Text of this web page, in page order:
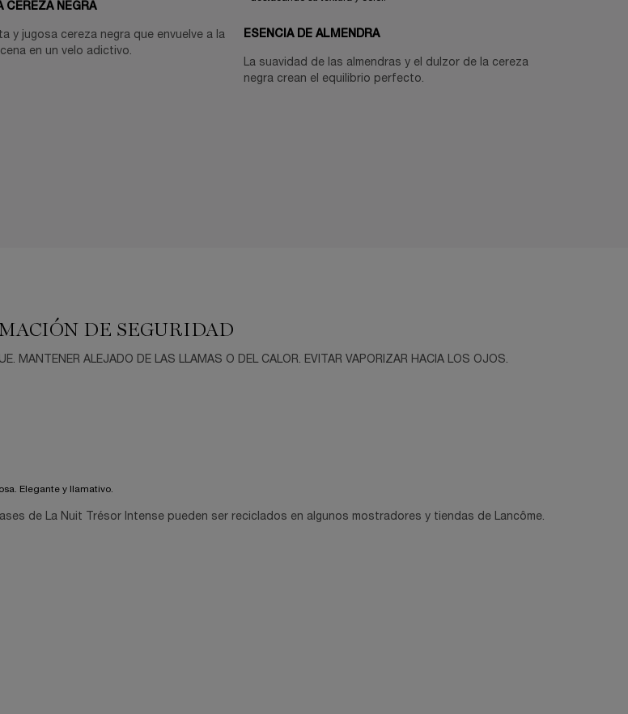
CEREZA NEGRA
y jugosa cereza negra que envuelve a la
en un velo adictivo.
ESENCIA DE ALMENDRA
La suavidad de las almendras y el dulzor de la cereza
negra crean el equilibrio perfecto.
DE SEGURIDAD
MANTENER ALEJADO DE LAS LLAMAS O DEL CALOR. EVITAR VAPORIZAR HACIA LOS OJOS.
de La Nuit Trésor Intense pueden ser reciclados en algunos mostradores y tiendas de Lancôme.